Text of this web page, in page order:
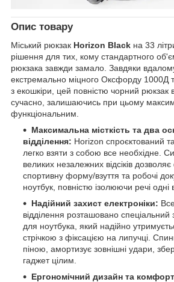
Опис товару
Міський рюкзак Horizon Black на 33
рішення для тих, кому стандартного
рюкзака завжди замало. Завдяки
екстремально міцного Оксфорду 1000Д
з екошкіри, цей повністю чорний рюкзак
сучасно, залишаючись при цьому
функціональним.
Максимальна місткість та два
відділення: Horizon спроєктований
легко взяти з собою все необхідне.
великих незалежних відсіків
спортивну форму/взуття та робочі
ноутбук, повністю ізолюючи речі одні
Надійний захист електроніки:
відділення розташовано спеціальний
для ноутбука, який надійно
стрічкою з фіксацією на липучці.
піною, амортизує зовнішні удари,
гаджет цілим.
Ергономічний дизайн та